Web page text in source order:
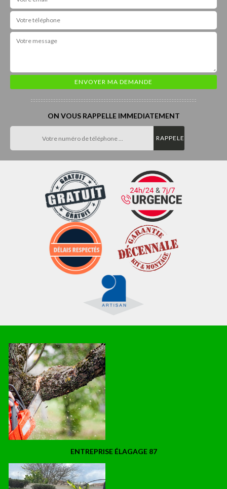
ON VOUS RAPPELLE IMMEDIATEMENT
ENTREPRISE ÉLAGAGE 87